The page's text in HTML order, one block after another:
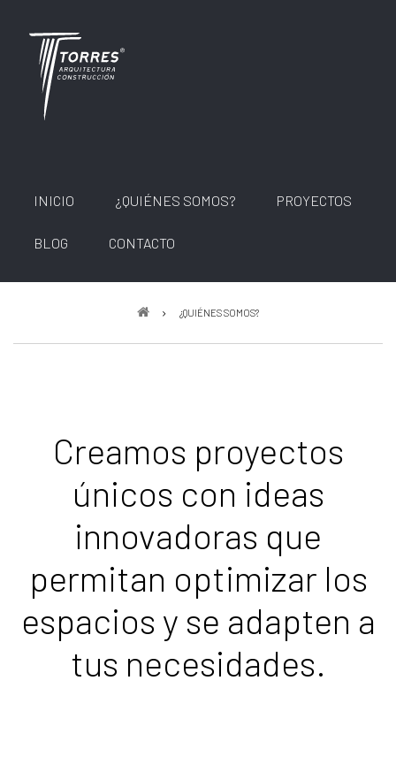
contenido
principal
INICIO ¿QUIÉNES SOMOS? PROYECTOS
BLOG CONTACTO
Sobrescribir
enlaces
navegación
¿QUIÉNES SOMOS?
Creamos proyectos
únicos con ideas
innovadoras que
permitan optimizar los
espacios y se adapten a
tus necesidades.